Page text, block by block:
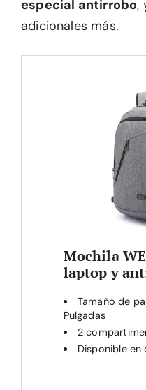
especial antirrobo,
adicionales más.
Mochila
laptop y
Tamaño de
Pulgadas
2
Disponible